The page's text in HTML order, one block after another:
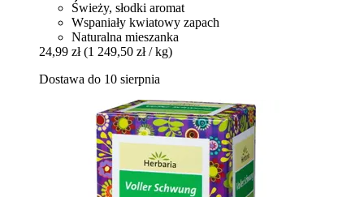
Świeży, słodki aromat
Wspaniały kwiatowy zapach
Naturalna mieszanka
24,99 zł (1 249,50 zł / kg)
Dostawa do 10 sierpnia